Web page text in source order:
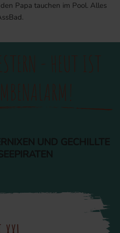
Papa tauchen im Pool. Alles